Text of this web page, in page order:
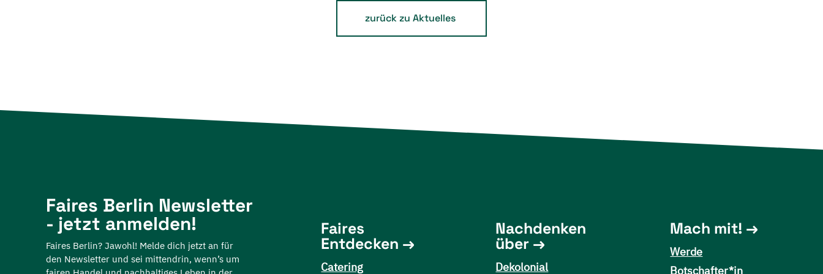
zurück zu Aktuelles
Faires Berlin Newsletter
- jetzt anmelden!
Faires Berlin? Jawohl! Melde dich jetzt an für
den Newsletter und sei mittendrin, wenn’s um
Faires
Entdecken
Catering
Nachdenken
über
Dekolonial
Mach mit!
Werde
Botschafter*in